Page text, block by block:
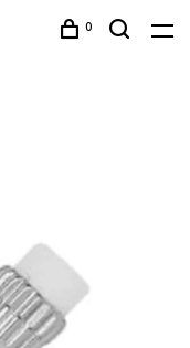
0